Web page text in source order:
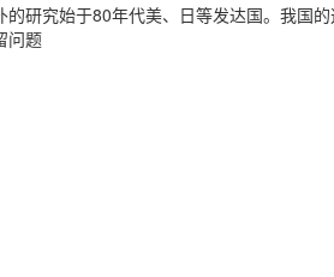
研究始于80年代美、日等发达国。我国
问题